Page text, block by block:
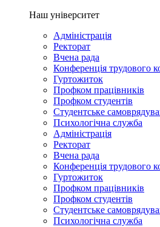
Наш університет
Адміністрація
Ректорат
Вчена рада
Конференція трудового
Гуртожиток
Профком працівників
Профком студентів
Студентське
Психологічна служба
Адміністрація
Ректорат
Вчена рада
Конференція трудового
Гуртожиток
Профком працівників
Профком студентів
Студентське
Психологічна служба